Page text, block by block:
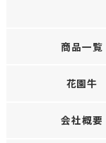
商品一覧
花園牛
会社概要